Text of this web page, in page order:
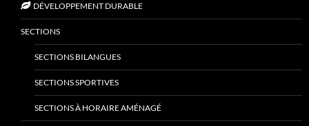
DÉVELOPPEMENT DURABLE
SECTIONS
SECTIONS BILANGUES
SECTIONS SPORTIVES
SECTIONS À HORAIRE AMÉNAGÉ